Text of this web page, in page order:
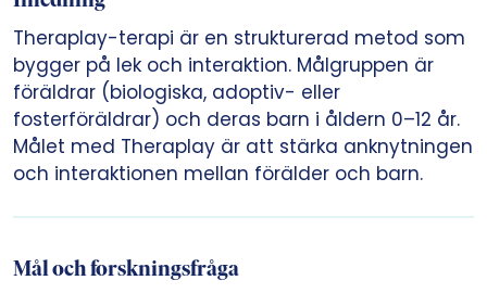
Theraplay-terapi är en strukturerad metod som
bygger på lek och interaktion. Målgruppen är
föräldrar (biologiska, adoptiv- eller
fosterföräldrar) och deras barn i åldern 0–12 år.
Målet med Theraplay är att stärka anknytningen
och interaktionen mellan förälder och barn.
Mål och forskningsfråga